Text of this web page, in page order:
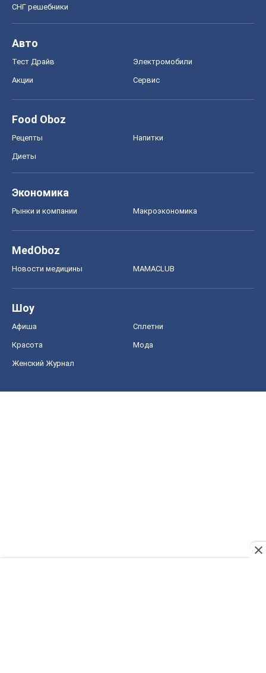
СНГ решебники
Авто
Тест Драйв Электромобили
Акции Сервис
Food Oboz
Рецепты Напитки
Диеты
Экономика
Рынки и компании Mакроэкономика
MedOboz
Новости медицины MAMACLUB
Шоу
Афиша Сплетни
Красота Мода
Женский Журнал